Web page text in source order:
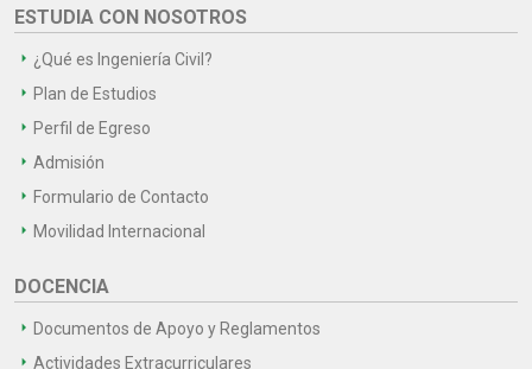
ESTUDIA CON NOSOTROS
¿Qué es Ingeniería Civil?
Plan de Estudios
Perfil de Egreso
Admisión
Formulario de Contacto
Movilidad Internacional
DOCENCIA
Documentos de Apoyo y Reglamentos
Actividades Extracurriculares